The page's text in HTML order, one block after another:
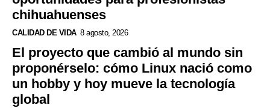
chihuahuenses
CALIDAD DE VIDA 8 agosto, 2026
El proyecto que cambió al mundo sin
proponérselo: cómo Linux nació como
un hobby y hoy mueve la tecnología
global